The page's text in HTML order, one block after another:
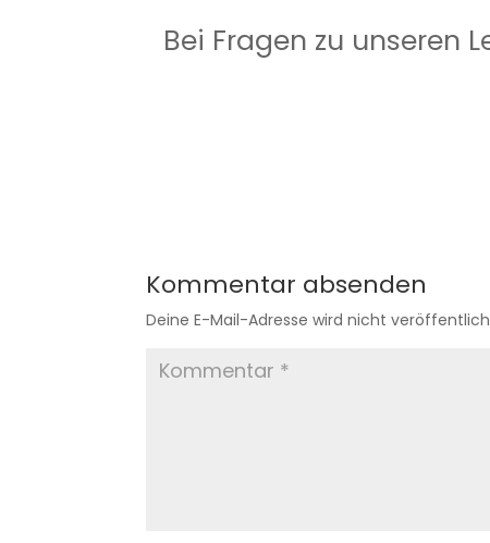
Bei Fragen zu unseren
Kommentar absenden
Deine E-Mail-Adresse wird nicht